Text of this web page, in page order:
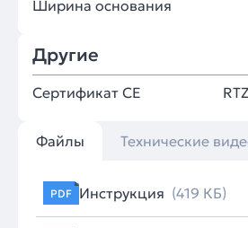
Ширина основания
Другие
Сертификат CE
Файлы Технические
PDF Инструкция (419 КБ)